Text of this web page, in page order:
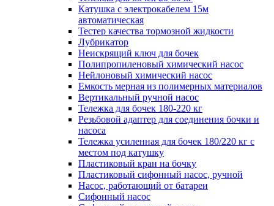
Катушка с электрокабелем 15м
автоматическая
Тестер качества тормозной жидкости
Лубрикатор
Неискрящий ключ для бочек
Полипропиленовый химический насос
Нейлоновый химический насос
Емкость мерная из полимерных материалов
Вертикальный ручной насос
Тележка для бочек 180-220 кг
Резьбовой адаптер для соединения бочки и
насоса
Тележка усиленная для бочек 180/220 кг с
местом под катушку
Пластиковый кран на бочку
Пластиковый сифонный насос, ручной
Насос, работающий от батареи
Сифонный насос